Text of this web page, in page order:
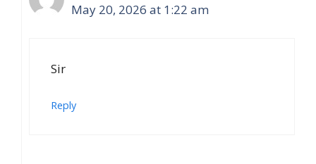
May 20, 2026 at 1:22 am
Sir
Reply